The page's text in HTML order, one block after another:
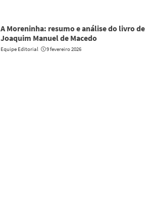
A Moreninha: resumo e análise do livro de
Joaquim Manuel de Macedo
Equipe Editorial 9 fevereiro 2026